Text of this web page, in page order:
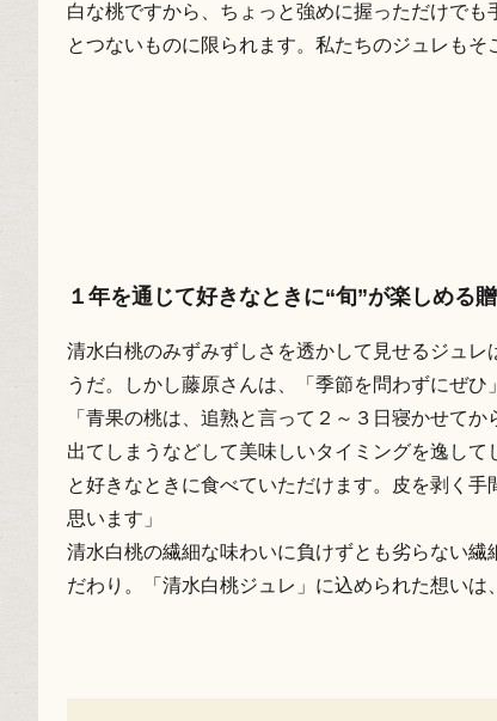
白な桃ですから、ちょっと強めに握っただけで
とつないものに限られます。私たちのジュレも
１年を通じて好きなときに“旬”が楽しめる
清水白桃のみずみずしさを透かして見せるジュ
うだ。しかし藤原さんは、「季節を問わずにぜひ
「青果の桃は、追熟と言って２～３日寝かせて
出てしまうなどして美味しいタイミングを逸し
と好きなときに食べていただけます。皮を剥く
思います」
清水白桃の繊細な味わいに負けずとも劣らない
だわり。「清水白桃ジュレ」に込められた想いは